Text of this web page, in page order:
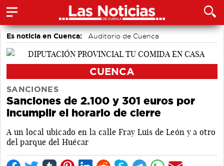
Es noticia en Cuenca: Auditorio de Cuenca
CUENCA
SANCIONES
Sanciones de 2.100 y 301 euros por
incumplir el horario de cierre
A un local ubicado en la calle Fray Luis de León y a otro
del parque del Huécar